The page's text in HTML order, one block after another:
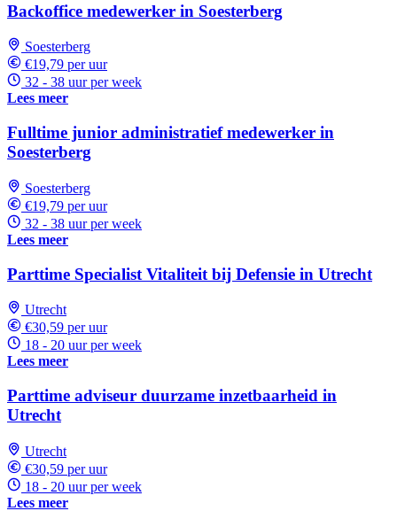
Backoffice medewerker in Soesterberg
Soesterberg
€19,79 per uur
32 - 38 uur per week
Lees meer
Fulltime junior administratief medewerker in
Soesterberg
Soesterberg
€19,79 per uur
32 - 38 uur per week
Lees meer
Parttime Specialist Vitaliteit bij Defensie in Utrecht
Utrecht
€30,59 per uur
18 - 20 uur per week
Lees meer
Parttime adviseur duurzame inzetbaarheid in
Utrecht
Utrecht
€30,59 per uur
18 - 20 uur per week
Lees meer